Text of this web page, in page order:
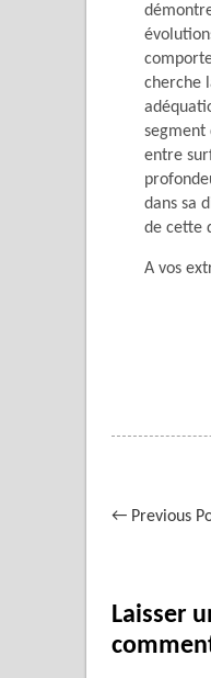
cherche
segment
entre
dans sa
de cette
A vos
← Previous
Laisser